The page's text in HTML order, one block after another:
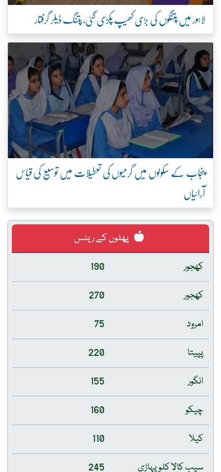
لاہور میں پتنگوں کی بڑی کھیپ پکڑی گئی، پتنگ ڈیلر گرفتار
پنجاب کے سکولوں میں گرمیوں کی تعطیلات میں توسیع کی قیاس
آرائیاں
پھلوں کے ریٹس
کھجور
190
کھجور
270
امرود
75
پپیتا
220
انگور
155
چیکو
160
کیلا
110
سیب کالا کلو پہاڑی
245